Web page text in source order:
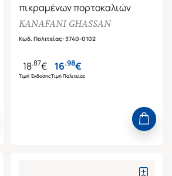
πικραμένων πορτοκαλιών
KANAFANI GHASSAN
Κωδ. Πολιτείας:3740-0102
18.87€
Τιμή Έκδοσης
16.98€
Τιμή Πολιτείας